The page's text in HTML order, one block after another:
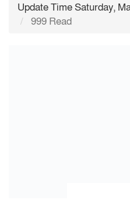
Update Time Saturday,
999 Read